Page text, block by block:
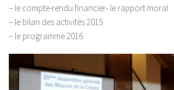
– le compte-rendu financier- le rapport moral
– le bilan des activités 2015
– le programme 2016